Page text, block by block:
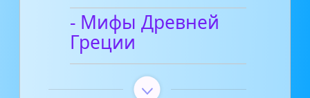
- Мифы Древней
Греции